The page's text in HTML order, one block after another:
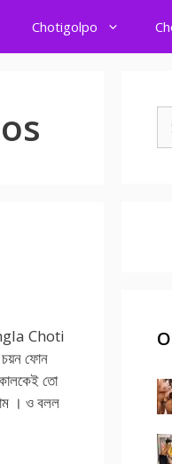
Chotigolpo
Choti
ফোন
তো
। ও বলল